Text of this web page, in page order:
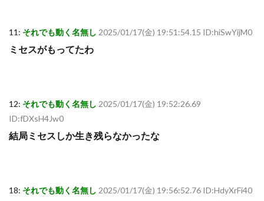
11: それでも動く名無し 2025/01/17(金) 19:51:54.15 ID:hiSwYijM0
ミセスがもってたわ
12: それでも動く名無し 2025/01/17(金) 19:52:26.69
ID:fDXsH4Jw0
結局ミセスしか生き残らなかったな
18: それでも動く名無し 2025/01/17(金) 19:56:52.76 ID:HdyXrFi40